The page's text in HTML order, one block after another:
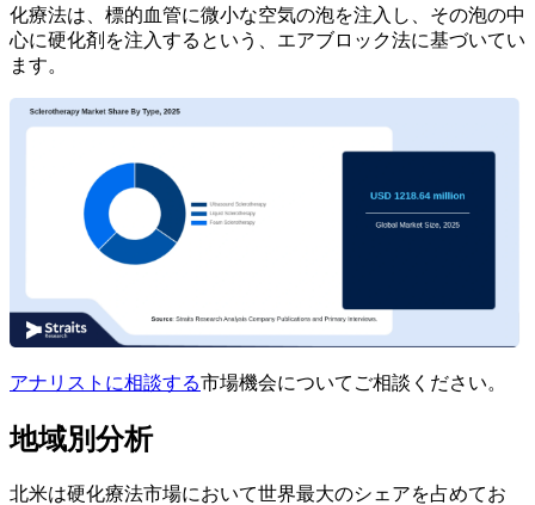
化療法は、標的血管に微小な空気の泡を注入し、その泡の中
心に硬化剤を注入するという、エアブロック法に基づいてい
ます。
アナリストに相談する市場機会についてご相談ください。
地域別分析
北米は硬化療法市場において世界最大のシェアを占めてお